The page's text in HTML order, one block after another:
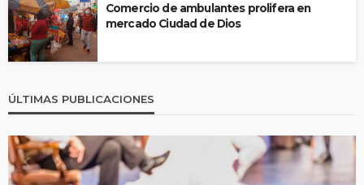
Comercio de ambulantes prolifera en
mercado Ciudad de Dios
ÚLTIMAS PUBLICACIONES